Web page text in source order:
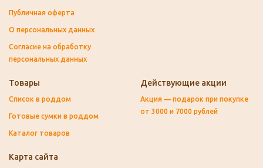
Публичная оферта
О персональных данных
Согласие на обработку
персональных данных
Товары
Список в роддом
Готовые сумки в роддом
Каталог товаров
Действующие акции
Акция — подарок при покупке
от 3000 и 7000 рублей
Карта сайта